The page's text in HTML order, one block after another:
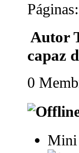
Autor
capaz
0
Mini